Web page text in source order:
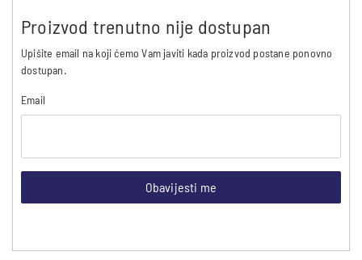
Proizvod trenutno nije dostupan
Upišite email na koji ćemo Vam javiti kada proizvod postane ponovno
dostupan.
Email
Obavijesti me